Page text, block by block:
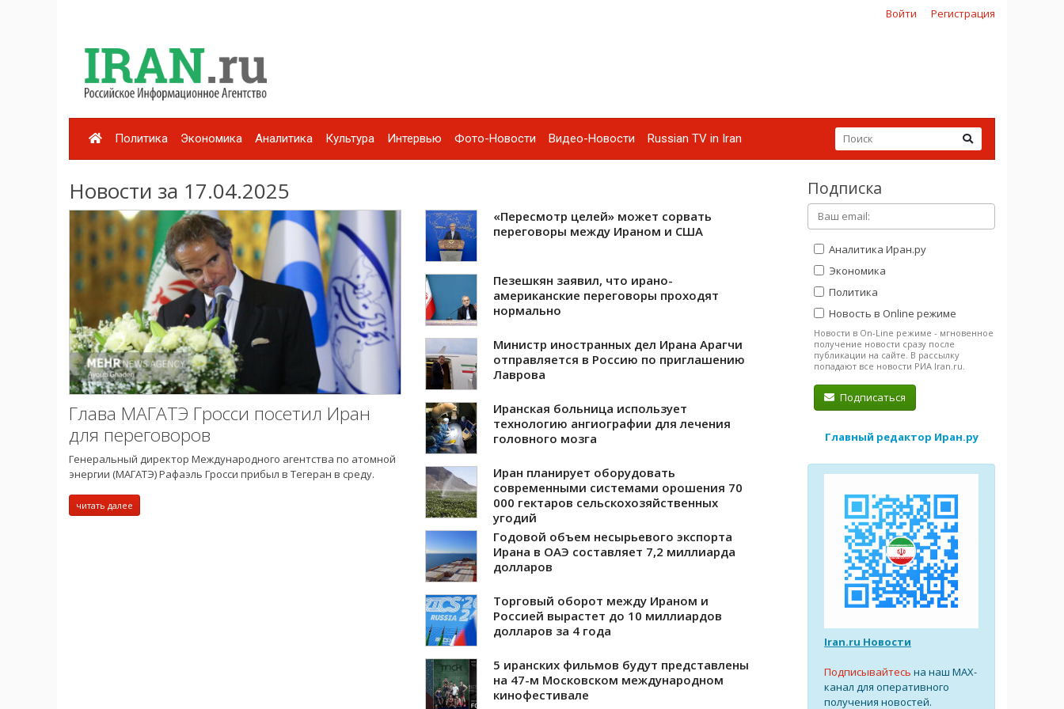
Войти Регистрация
Политика Экономика Аналитика Культура Интервью Фото-Новости Видео-Новости Russian TV in Iran
Новости за 17.04.2025
Глава МАГАТЭ Гросси посетил Иран
для переговоров
Генеральный директор Международного агентства по атомной
энергии (МАГАТЭ) Рафаэль Гросси прибыл в Тегеран в среду.
читать далее
«Пересмотр целей» может сорвать
переговоры между Ираном и США
Пезешкян заявил, что ирано-
американские переговоры проходят
нормально
Министр иностранных дел Ирана Арагчи
отправляется в Россию по приглашению
Лаврова
Иранская больница использует
технологию ангиографии для лечения
головного мозга
Иран планирует оборудовать
современными системами орошения 70
000 гектаров сельскохозяйственных
угодий
Годовой объем несырьевого экспорта
Ирана в ОАЭ составляет 7,2 миллиарда
долларов
Торговый оборот между Ираном и
Россией вырастет до 10 миллиардов
долларов за 4 года
5 иранских фильмов будут представлены
на 47-м Московском международном
кинофестивале
Подписка
Аналитика Иран.ру
Экономика
Политика
Новость в Online режиме
Новости в On-Line режиме - мгновенное
получение новости сразу после
публикации на сайте. В рассылку
попадают все новости РИА Iran.ru.
Подписаться
Главный редактор Иран.ру
Iran.ru Новости
Подписывайтесь на наш MAX-
канал для оперативного
получения новостей.